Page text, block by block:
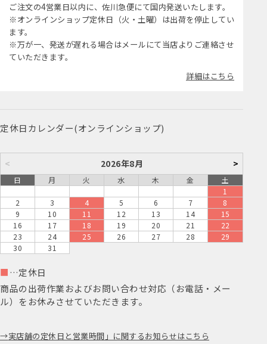
ご注文の4営業日以内に、佐川急便にて国内発送いたします。
※オンラインショップ定休日（火・土曜）は出荷を停止してい
ます。
※万が一、発送が遅れる場合はメールにて当店よりご連絡させ
ていただきます。
詳細はこちら
定休日カレンダー(オンラインショップ)
< 2026年8月 >
日 月 火 水 木 金
土
1
2
3 4 5 6 7
8
9
10 11 12 13 14
15
16
17 18 19 20 21
22
23
24 25 26 27 28
29
30
31
■ …定休日
商品の出荷作業およびお問い合わせ対応（お電話・メー
ル）をお休みさせていただきます。
実店舗の定休日と営業時間」に関するお知らせはこちら